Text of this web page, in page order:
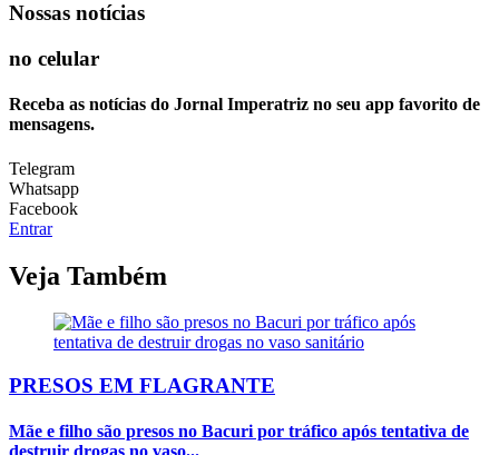
Nossas notícias
no celular
Receba as notícias do Jornal Imperatriz no seu app favorito de
mensagens.
Telegram
Whatsapp
Facebook
Entrar
Veja Também
PRESOS EM FLAGRANTE
Mãe e filho são presos no Bacuri por tráfico após tentativa de